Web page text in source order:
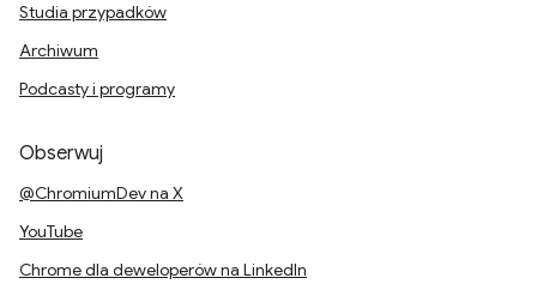
Studia przypadków
Archiwum
Podcasty i programy
Obserwuj
@ChromiumDev na X
YouTube
Chrome dla deweloperów na LinkedIn